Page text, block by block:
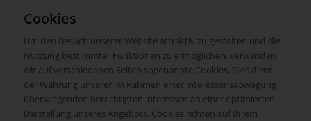
Cookies
Um den Besuch unserer Website attraktiv zu gestalten und die
Nutzung bestimmter Funktionen zu ermöglichen, verwenden
wir auf verschiedenen Seiten sogenannte Cookies. Dies dient
der Wahrung unserer im Rahmen einer lnteressensabwägung
überwiegenden berechtigten lnteressen an einer optimierten
Darstellung unseres Angebots. Cookies richten auf Ihrem